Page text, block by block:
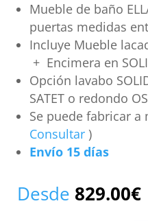
Mueble de baño
puertas medidas
Incluye Mueble
+ Encimera en
Opción lavabo
SATET o redondo
Se puede fabricar a
Consultar)
Envío 15 días
Desde 829.00€